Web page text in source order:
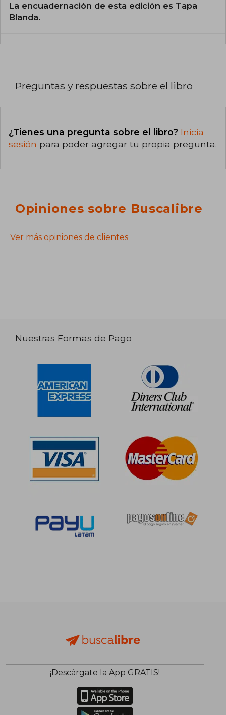
La encuadernación de esta edición es Tapa
Blanda.
Preguntas y respuestas sobre el libro
¿Tienes una pregunta sobre el libro? Inicia
sesión para poder agregar tu propia pregunta.
Opiniones sobre Buscalibre
Ver más opiniones de clientes
Nuestras Formas de Pago
¡Descárgate la App GRATIS!